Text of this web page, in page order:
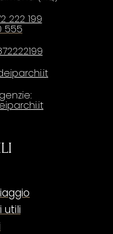
222 199
555
utili